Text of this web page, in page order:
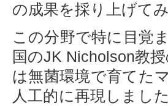
の成果を採り上げて
この分野で特に目覚
国のJK Nicholson教
は無菌環境で育てた
人工的に再現しまし